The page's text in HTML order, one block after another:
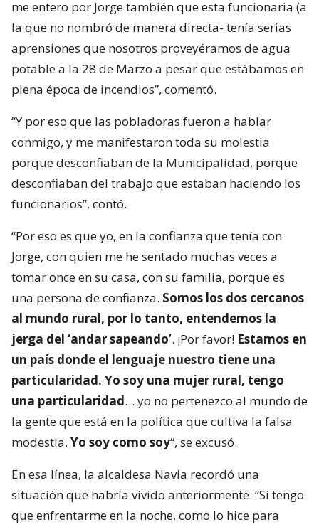
me entero por Jorge también que esta funcionaria (a
la que no nombró de manera directa- tenía serias
aprensiones que nosotros proveyéramos de agua
potable a la 28 de Marzo a pesar que estábamos en
plena época de incendios”, comentó.
“Y por eso que las pobladoras fueron a hablar
conmigo, y me manifestaron toda su molestia
porque desconfiaban de la Municipalidad, porque
desconfiaban del trabajo que estaban haciendo los
funcionarios”, contó.
“Por eso es que yo, en la confianza que tenía con
Jorge, con quien me he sentado muchas veces a
tomar once en su casa, con su familia, porque es
una persona de confianza. Somos los dos cercanos
al mundo rural, por lo tanto, entendemos la
jerga del ‘andar sapeando’. ¡Por favor! Estamos en
un país donde el lenguaje nuestro tiene una
particularidad. Yo soy una mujer rural, tengo
una particularidad… yo no pertenezco al mundo de
la gente que está en la política que cultiva la falsa
modestia. Yo soy como soy“, se excusó.
En esa línea, la alcaldesa Navia recordó una
situación que habría vivido anteriormente: “Si tengo
que enfrentarme en la noche, como lo hice para